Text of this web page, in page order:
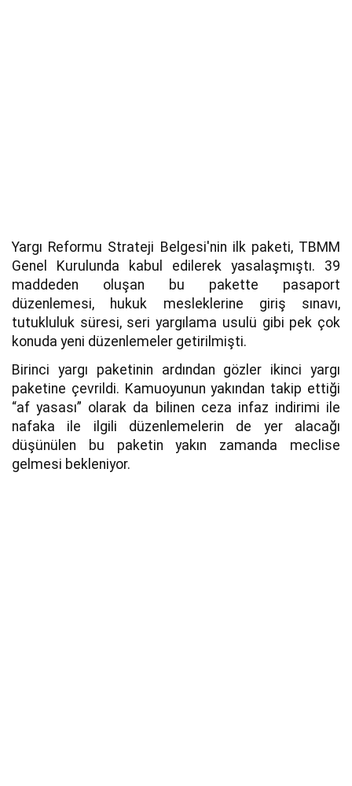
Yargı Reformu Strateji Belgesi'nin ilk paketi, TBMM
Genel Kurulunda kabul edilerek yasalaşmıştı. 39
maddeden oluşan bu pakette pasaport
düzenlemesi, hukuk mesleklerine giriş sınavı,
tutukluluk süresi, seri yargılama usulü gibi pek çok
konuda yeni düzenlemeler getirilmişti.
Birinci yargı paketinin ardından gözler ikinci yargı
paketine çevrildi. Kamuoyunun yakından takip ettiği
“af yasası” olarak da bilinen ceza infaz indirimi ile
nafaka ile ilgili düzenlemelerin de yer alacağı
düşünülen bu paketin yakın zamanda meclise
gelmesi bekleniyor.